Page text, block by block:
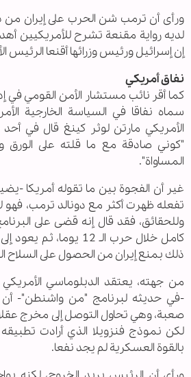
ورأى أن ترمب شن الحرب على إيران
لديه رواية مقنعة تشرح للأمريكيين
إن إسرائيل ورئيس وزرائها أقنعا الرئيس
نفاق أمريكي
كما أقر نائب مستشار الأمن القومي في
سماه نفاقا في السياسة الخارجية
الأمريكي مارتن لوثر كينغ قال في أحد
"كوني صادقة مع ما قلته على الورق
المساواة".
غير أن الفجوة بين ما تقوله أمريكا
تفعله ظهرت أكثر مع دونالد ترمب، فهو
وللحقائق، فقد قال إنه قضى على
كامل خلال حرب الـ 12
ذلك بمنع إيران من الحصول على السلاح
من جهته، يعتقد الدبلوماسي
-في حديثه لبرنامج "من واشنطن"-
صعبة، وهي تحاول التوصل إلى مخرج
لكن نموذج فنزويلا الذي أرادت تطبيقه
بالقوة العسكرية لم يجد نفعا.